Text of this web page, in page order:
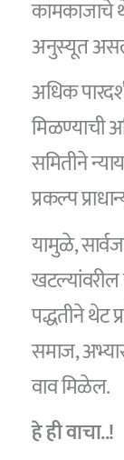
कामकाजाचे
अनुस्यूत
अधिक
मिळण्याची
समितीने
प्रकल्प
यामुळे,
पद्धतीने थेट
समाज,
वाव मिळेल.
हे ही वाचा..!